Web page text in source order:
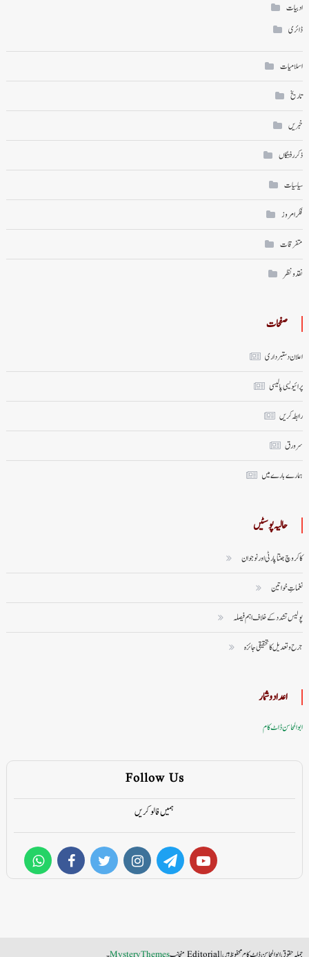
ادبیات
ڈائری
اسلامیات
تاریخ
خبریں
ذکر رفتگاں
سیاسیات
فکر امروز
متفرقات
نقد ونظر
صفحات
اعلان دستبرداری
پرائیویسی پالیسی
رابطہ کریں
سر ورق
ہمارے بارے میں
حالیہ پوسٹیں
کاکروچ جنتا پارٹی اور نوجوان
نغماتِ خواتین
پولیس تشدد کے خلاف اہم فیصلہ
جرح و تعدیل کا تحقیقی جائزہ
اعداد وشمار
ابوالمحاسن ڈاٹ کام
Follow Us
ہمیں فالو کریں